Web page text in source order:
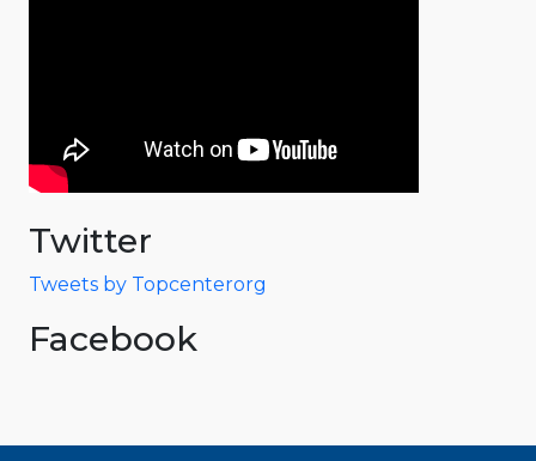
Twitter
Tweets by Topcenterorg
Facebook